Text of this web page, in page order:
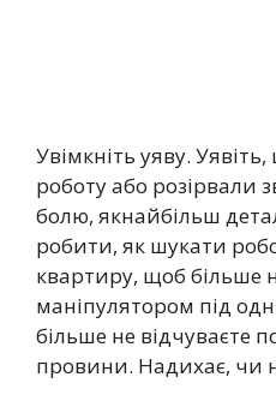
Увімкніть уяву.
роботу або розірвали
болю, якнайбільш
робити, як шукати
квартиру, щоб більше
маніпулятором під
більше не відчуваєте
провини. Надихає, чи